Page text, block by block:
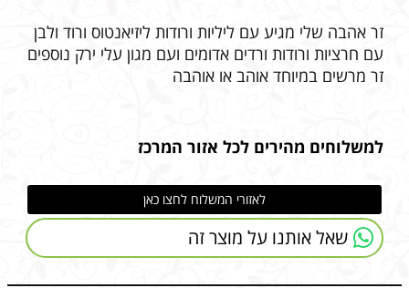
זר אהבה שלי מגיע עם ליליות ורודות ליזיאנטוס ורוד ולבן
עם חרציות ורודות ורדים אדומים ועם מגון עלי ירק נוספים
זר מרשים במיוחד אוהב או אוהבה
למשלוחים מהירים לכל אזור המרכז
לאזורי המשלוח לחצו כאן
שאל אותנו על מוצר זה